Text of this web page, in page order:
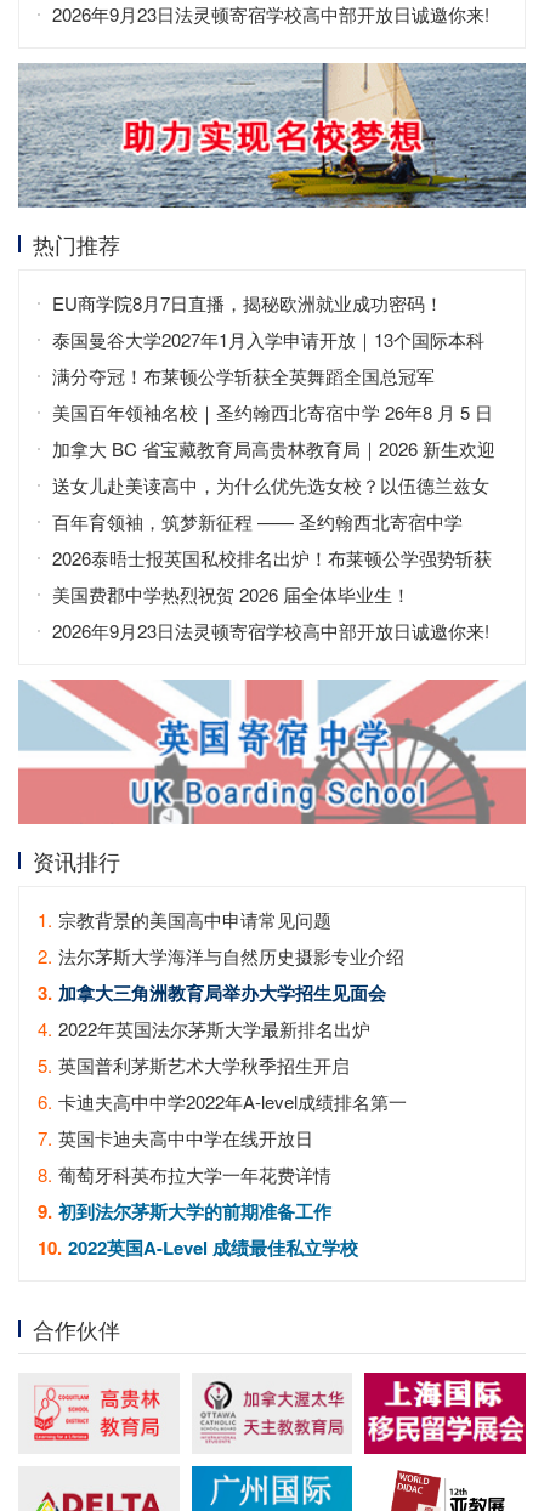
2026年9月23日法灵顿寄宿学校高中部开放日诚邀你来!
热门推荐
EU商学院8月7日直播，揭秘欧洲就业成功密码！
泰国曼谷大学2027年1月入学申请开放｜13个国际本科
+中英双语
满分夺冠！布莱顿公学斩获全英舞蹈全国总冠军
美国百年领袖名校｜圣约翰西北寄宿中学 26年8 月 5 日
免费开放日
加拿大 BC 省宝藏教育局高贵林教育局｜2026 新生欢迎
会
送女儿赴美读高中，为什么优先选女校？以伍德兰兹女
子寄宿高中为例
百年育领袖，筑梦新征程 —— 圣约翰西北寄宿中学
（SJNA）
2026泰晤士报英国私校排名出炉！布莱顿公学强势斩获
全英第二
美国费郡中学热烈祝贺 2026 届全体毕业生！
2026年9月23日法灵顿寄宿学校高中部开放日诚邀你来!
资讯排行
1. 宗教背景的美国高中申请常见问题
2. 法尔茅斯大学海洋与自然历史摄影专业介绍
3. 加拿大三角洲教育局举办大学招生见面会
4. 2022年英国法尔茅斯大学最新排名出炉
5. 英国普利茅斯艺术大学秋季招生开启
6. 卡迪夫高中中学2022年A-level成绩排名第一
7. 英国卡迪夫高中中学在线开放日
8. 葡萄牙科英布拉大学一年花费详情
9. 初到法尔茅斯大学的前期准备工作
10. 2022英国A-Level 成绩最佳私立学校
合作伙伴